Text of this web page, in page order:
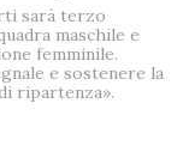
sarà terzo
maschile e
femminile.
e sostenere la
ripartenza».